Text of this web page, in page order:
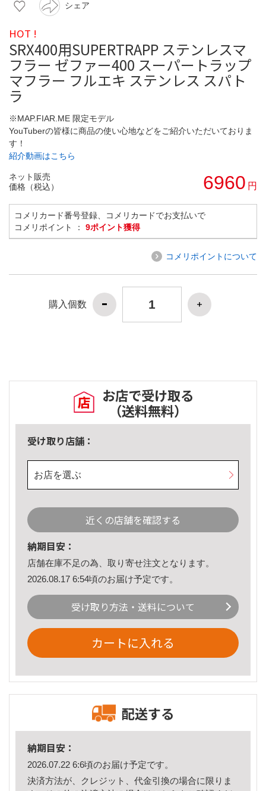
シェア
HOT !
SRX400用SUPERTRAPP ステンレスマ
フラー ゼファー400 スーパートラップ
マフラー フルエキ ステンレス スパト
ラ
※MAP.FIAR.ME 限定モデル
YouTuberの皆様に商品の使い心地などをご紹介いただいておりま
す！
紹介動画はこちら
ネット販売
価格（税込）
6960 円
コメリカード番号登録、コメリカードでお支払いで
コメリポイント ： 9ポイント獲得
コメリポイントについて
購入個数
お店で受け取る
（送料無料）
受け取り店舗：
お店を選ぶ
近くの店舗を確認する
納期目安：
店舗在庫不足の為、取り寄せ注文となります。
2026.08.17 6:54頃のお届け予定です。
受け取り方法・送料について
カートに入れる
配送する
納期目安：
2026.07.22 6:6頃のお届け予定です。
決済方法が、クレジット、代金引換の場合に限りま